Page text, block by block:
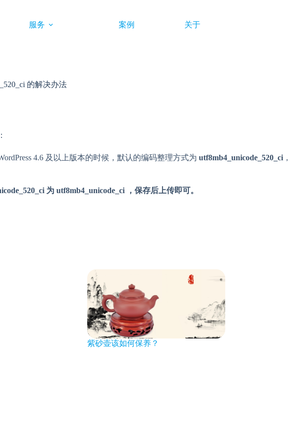
服务 案例 关于
的解决办法
4.6 及以上版本的时候，默认的编码整理方式为 utf8mb4_unicode_520_ci ，
为 utf8mb4_unicode_ci ，保存后上传即可。
紫砂壶该如何保养？